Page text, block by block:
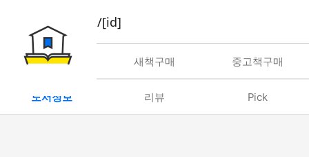
book/rent/[id]
대여 새책구매 중고책구매
도서정보 리뷰 Pick